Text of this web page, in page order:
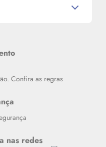
Confira as regras
nas redes